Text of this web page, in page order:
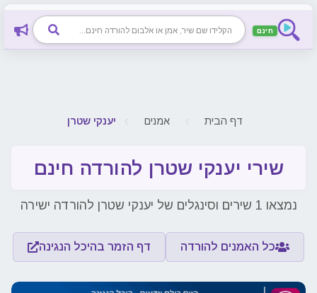
חינם
דף הבית אמנים יענקי שטרן
שירי יענקי שטרן להורדה חינם
נמצאו 1 שירים וסינגלים של יענקי שטרן להורדה ישירה
כל האמנים להורדה דף הזמר בהיכל הנגינה